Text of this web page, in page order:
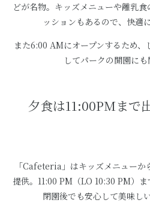
どが名物。キッズメニューや離乳
ッションもあるので、快適
また6:00 AMにオープンするため
してパークの開園にも
夕食は11:00PMまで
「Cafeteria」はキッズメニューか
提供。11:00 PM（LO 10:30 PM）
閉園後でも安心して美味し